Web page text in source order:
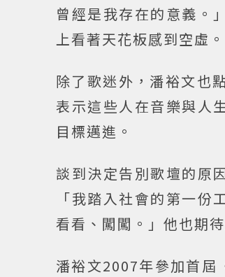
曾經是我存在的意義。
上看著天花板感到空虛。
除了歌迷外，潘裕文也
表示這些人在音樂與人
目標邁進。
談到決定告別歌壇的原
「我踏入社會的第一
看看、闖闖。」他也期
潘裕文2007年參加首屆